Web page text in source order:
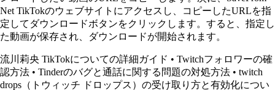
Net TikTokのウェブサイトにアクセスし、コピーしたURLを指
定してダウンロードボタンをクリックします。すると、指定し
た動画が保存され、ダウンロードが開始されます。
流川莉央 TikTokについての詳細ガイド • Twitchフォロワーの確
認方法 • Tinderのバグと通話に関する問題の対処方法 • twitch
drops（トウィッチ ドロップス）の受け取り方と有効化につい